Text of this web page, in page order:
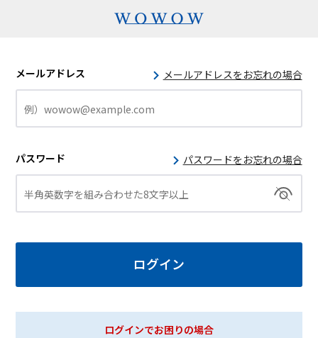
メールアドレス メールアドレスをお忘れの場合
パスワード パスワードをお忘れの場合
ログインでお困りの場合